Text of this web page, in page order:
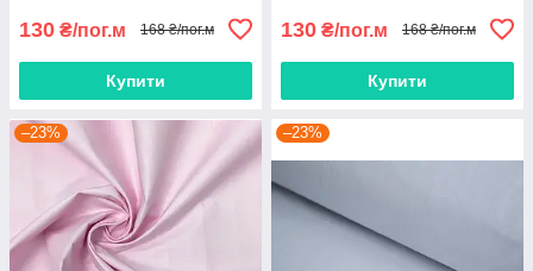
130 ₴/пог.м 168 ₴/пог.м
Купити
130 ₴/пог.м 168 ₴/пог.м
Купити
–23% –23%